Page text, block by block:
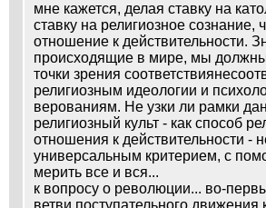
мне кажется, делая ставку на
ставку на религиозное сознание,
отношение к действительности.
происходящие в мире, мы
точки зрения
религиозным идеологии и
верованиям. Не узки ли рамки
религиозный культ - как способ
отношения к действительности -
универсальным критерием, с
мерить все и вся...
к вопросу о революции... во-
ветви поступательного движения